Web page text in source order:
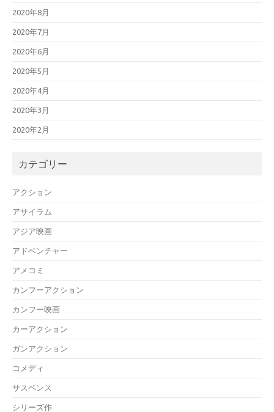
2020年8月
2020年7月
2020年6月
2020年5月
2020年4月
2020年3月
2020年2月
カテゴリー
アクション
アサイラム
アジア映画
アドベンチャー
アメコミ
カンフーアクション
カンフー映画
カーアクション
ガンアクション
コメディ
サスペンス
シリーズ作